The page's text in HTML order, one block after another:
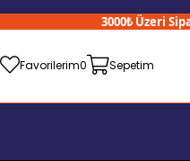
3000₺ Üzeri
Favorilerim0 Sepetim